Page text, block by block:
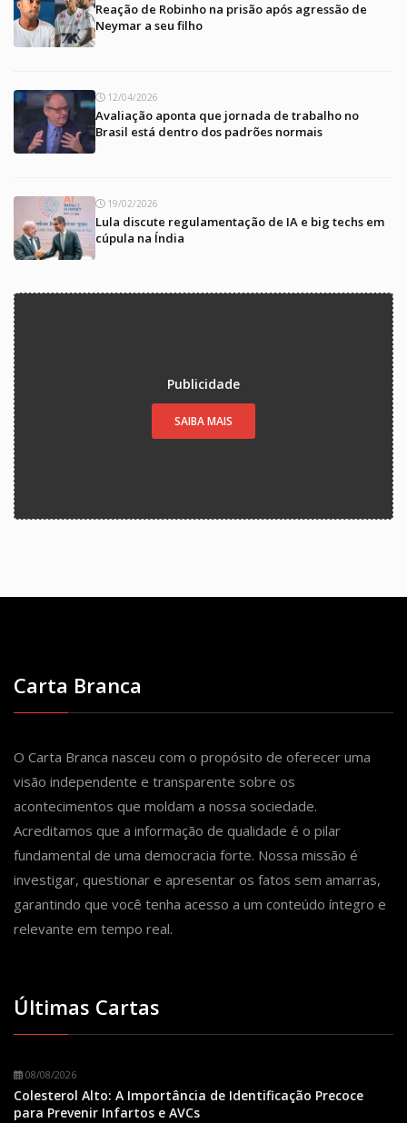
Reação de Robinho na prisão após agressão de
Neymar a seu filho
12/04/2026
Avaliação aponta que jornada de trabalho no
Brasil está dentro dos padrões normais
19/02/2026
Lula discute regulamentação de IA e big techs em
cúpula na Índia
Publicidade
SAIBA MAIS
Carta Branca
O Carta Branca nasceu com o propósito de oferecer uma
visão independente e transparente sobre os
acontecimentos que moldam a nossa sociedade.
Acreditamos que a informação de qualidade é o pilar
fundamental de uma democracia forte. Nossa missão é
investigar, questionar e apresentar os fatos sem amarras,
garantindo que você tenha acesso a um conteúdo íntegro e
relevante em tempo real.
Últimas Cartas
08/08/2026
Colesterol Alto: A Importância de Identificação Precoce
para Prevenir Infartos e AVCs